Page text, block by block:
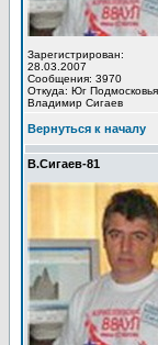
Зарегистрирован:
28.03.2007
Сообщения: 3970
Откуда: Юг Подмосковья
Владимир Сигаев
Вернуться к началу
В.Сигаев-81